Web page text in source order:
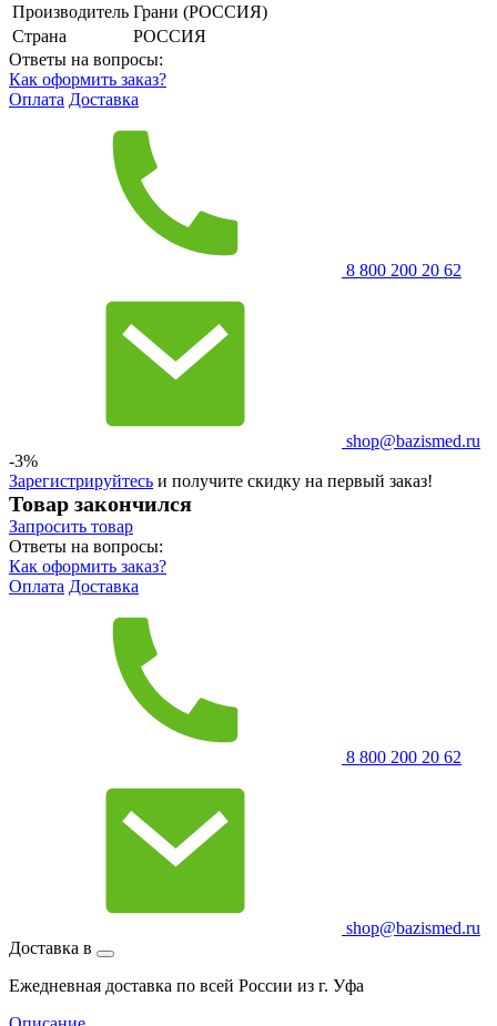
Производитель Грани (РОССИЯ)
Страна
РОССИЯ
Ответы на вопросы:
Как оформить заказ?
Оплата Доставка
8 800 200 20 62
shop@bazismed.ru
-3%
Зарегистрируйтесь и получите скидку на первый заказ!
Товар закончился
Запросить товар
Ответы на вопросы:
Как оформить заказ?
Оплата Доставка
8 800 200 20 62
shop@bazismed.ru
Доставка в
Ежедневная доставка по всей России из г. Уфа